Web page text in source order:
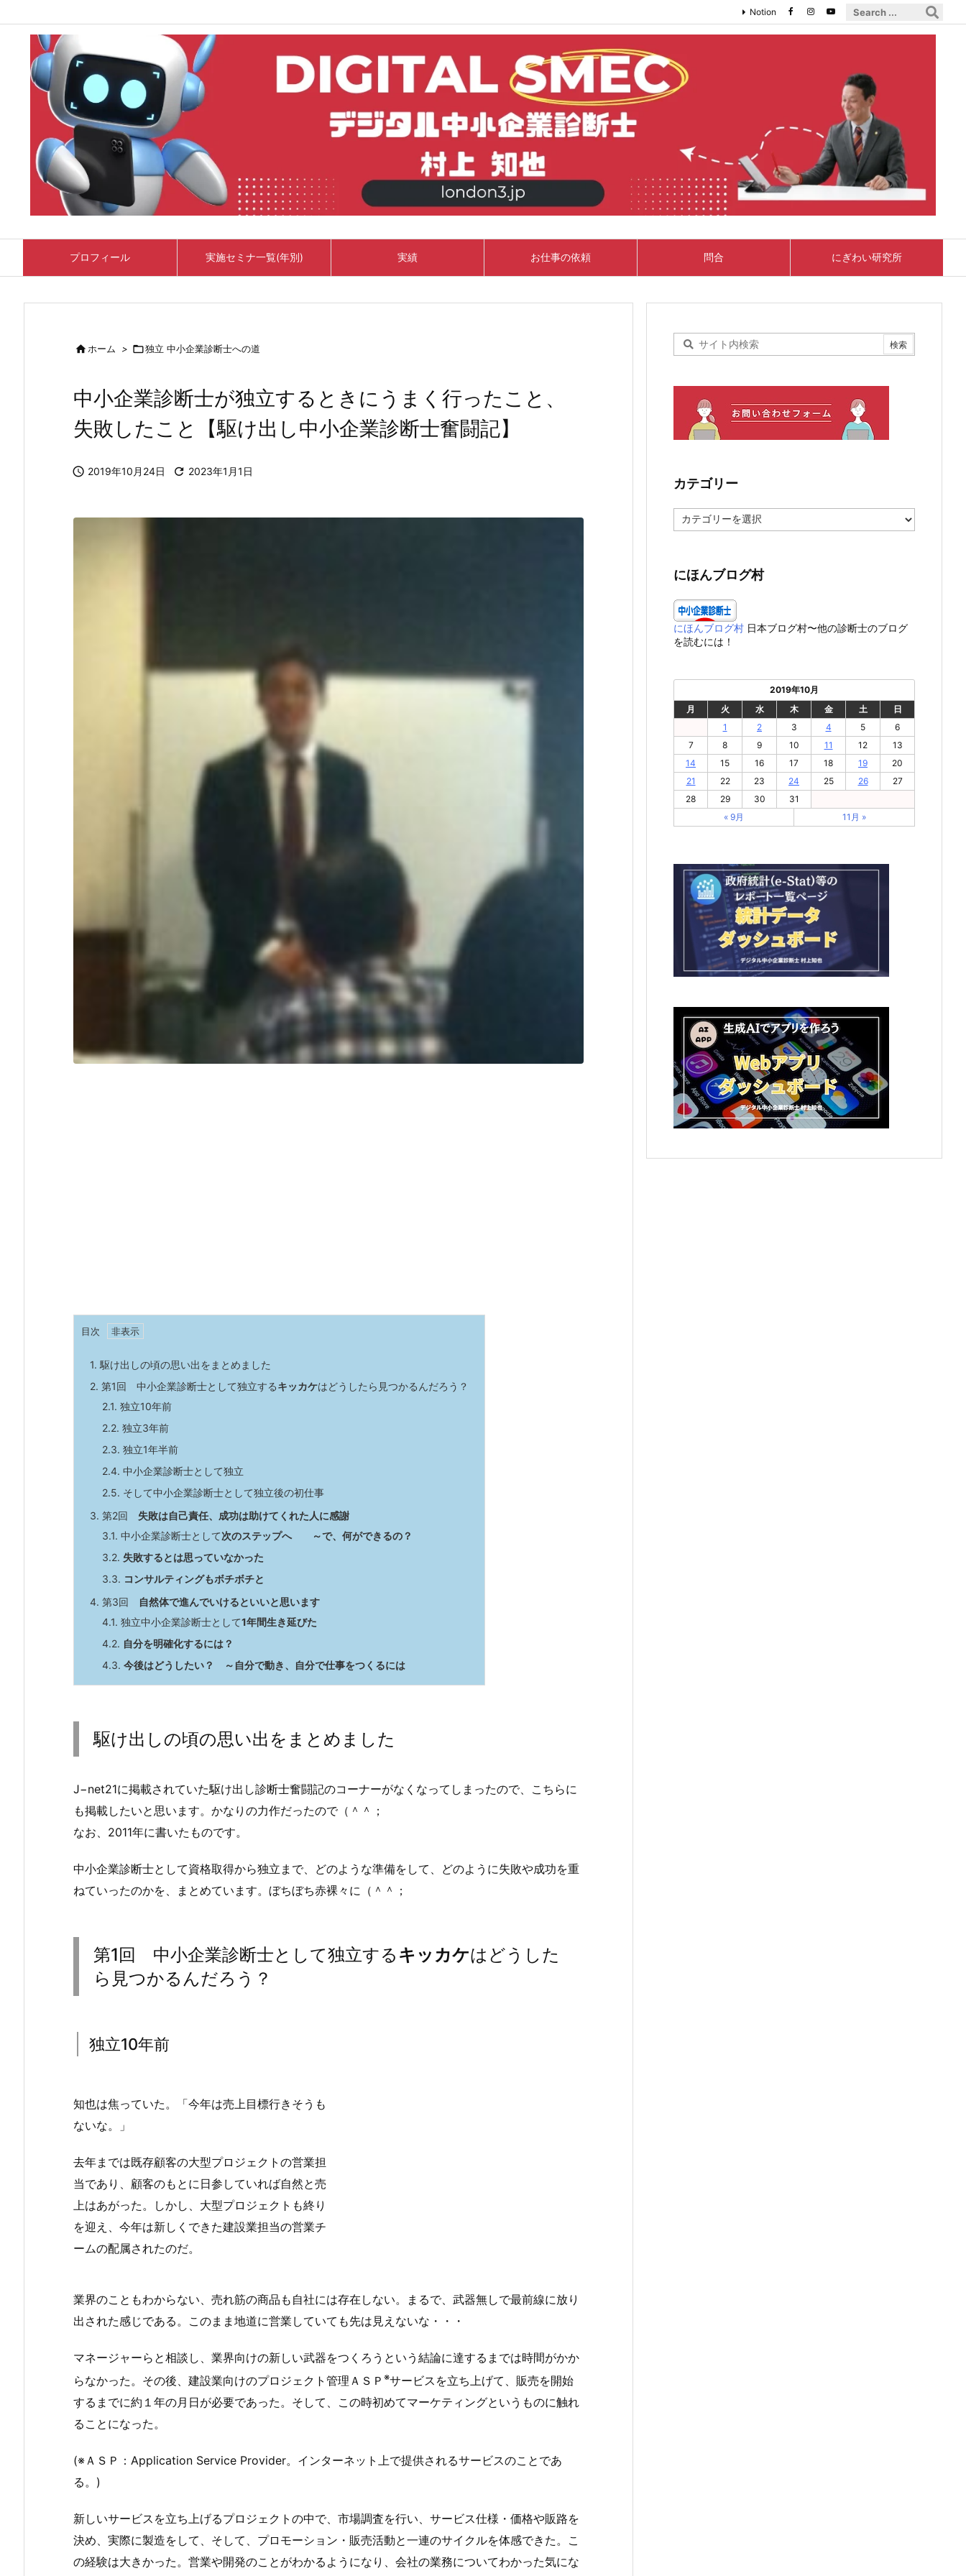
プロフィール 実施セミナ一覧(年別) 実績 お仕事の依頼 問合 にぎわい研究所
Notion
ホーム > 独立 中小企業診断士への道
中小企業診断士が独立するときにうまく行ったこと、
失敗したこと【駆け出し中小企業診断士奮闘記】
 2019年10月24日  2023年1月1日
目次
1. 駆け出しの頃の思い出をまとめました
2. 第1回 中小企業診断士として独立するキッカケはどうしたら見つかるんだろう？
2.1. 独立10年前
2.2. 独立3年前
2.3. 独立1年半前
2.4. 中小企業診断士として独立
2.5. そして中小企業診断士として独立後の初仕事
3. 第2回 失敗は自己責任、成功は助けてくれた人に感謝
3.1. 中小企業診断士として次のステップへ ～で、何ができるの？
3.2. 失敗するとは思っていなかった
3.3. コンサルティングもボチボチと
4. 第3回
自然体で進んでいけるといいと思います
4.1. 独立中小企業診断士として1年間生き延びた
4.2. 自分を明確化するには？
4.3. 今後はどうしたい？ ～自分で動き、自分で仕事をつくるには
駆け出しの頃の思い出をまとめました
J−net21に掲載されていた駆け出し診断士奮闘記のコーナーがなくなってしまったので、こちらに
も掲載したいと思います。かなりの力作だったので（＾＾；
なお、2011年に書いたものです。
中小企業診断士として資格取得から独立まで、どのような準備をして、どのように失敗や成功を重
ねていったのかを、まとめています。ぼちぼち赤裸々に（＾＾；
第1回 中小企業診断士として独立する キッカケはどうした
ら見つかるんだろう？
独立10年前
知也は焦っていた。「今年は売上目標行きそうも
ないな。」
去年までは既存顧客の大型プロジェクトの営業担
当であり、顧客のもとに日参していれば自然と売
上はあがった。しかし、大型プロジェクトも終り
を迎え、今年は新しくできた建設業担当の営業チ
ームの配属されたのだ。
業界のこともわからない、売れ筋の商品も自社には存在しない。まるで、武器無しで最前線に放り
出された感じである。このまま地道に営業していても先は見えないな・・・
マネージャーらと相談し、業界向けの新しい武器をつくろうという結論に達するまでは時間がかか
らなかった。その後、建設業向けのプロジェクト管理ＡＳＰ ※サービスを立ち上げて、販売を開始
するまでに約１年の月日が必要であった。そして、この時初めてマーケティングというものに触れ
ることになった。
(※ＡＳＰ：Application Service Provider。インターネット上で提供されるサービスのことであ
る。)
新しいサービスを立ち上げるプロジェクトの中で、市場調査を行い、サービス仕様・価格や販路を
決め、実際に製造をして、そして、プロモーション・販売活動と一連のサイクルを体感できた。こ
の経験は大きかった。営業や開発のことがわかるようになり、会社の業務についてわかった気にな
カテゴリー
テ
ー
にほんブログ村
にほんブログ村 日本ブログ村〜他の診断士のブログ
を読むには！
2019年10月
月
火 水 木 金 土
日
1
2 3 4 5
6
7
8 9 10 11 12
13
14
15 16 17 18 19
20
21
22 23 24 25 26
27
28
29 30
31
« 9月
11月 »